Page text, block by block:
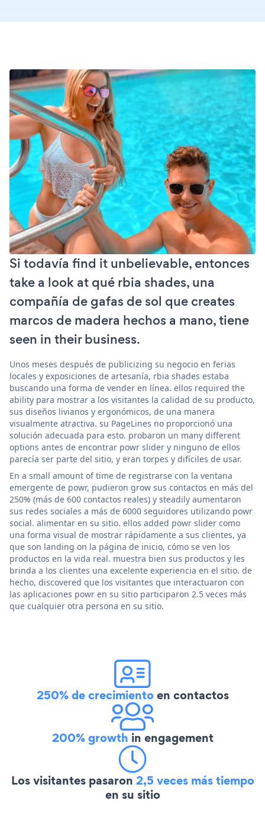
Si todavía find it unbelievable, entonces
take a look at qué rbia shades, una
compañía de gafas de sol que creates
marcos de madera hechos a mano, tiene
seen in their business.
Unos meses después de publicizing su negocio en ferias
locales y exposiciones de artesanía, rbia shades estaba
buscando una forma de vender en línea. ellos required the
ability para mostrar a los visitantes la calidad de su producto,
sus diseños livianos y ergonómicos, de una manera
visualmente atractiva. su PageLines no proporcionó una
solución adecuada para esto. probaron un many different
options antes de encontrar powr slider y ninguno de ellos
parecía ser parte del sitio, y eran torpes y difíciles de usar.
En a small amount of time de registrarse con la ventana
emergente de powr, pudieron grow sus contactos en más del
250% (más de 600 contactos reales) y steadily aumentaron
sus redes sociales a más de 6000 seguidores utilizando powr
social. alimentar en su sitio. ellos added powr slider como
una forma visual de mostrar rápidamente a sus clientes, ya
que son landing on la página de inicio, cómo se ven los
productos en la vida real. muestra bien sus productos y les
brinda a los clientes una excelente experiencia en el sitio. de
hecho, discovered que los visitantes que interactuaron con
las aplicaciones powr en su sitio participaron 2.5 veces más
que cualquier otra persona en su sitio.
250% de crecimientoen contactos
200% growth in engagement
Los visitantes pasaron 2,5 veces más tiempo
en su sitio